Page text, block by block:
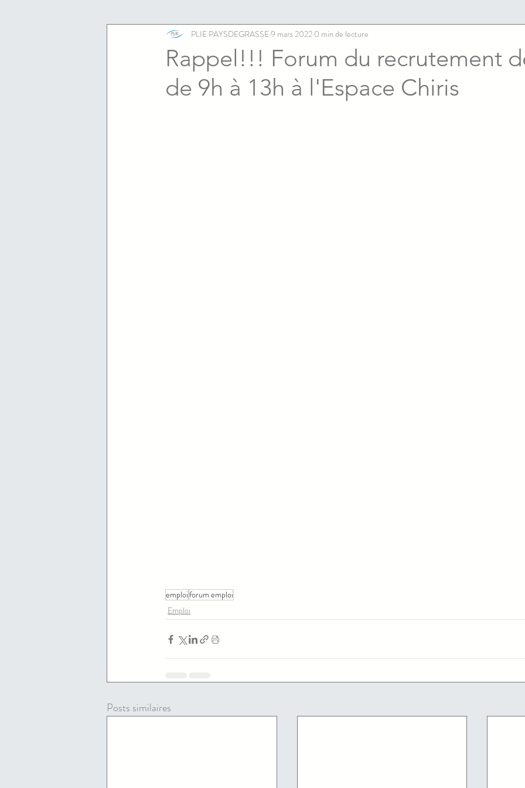
emploi
Rappel!!! Forum du recrutement
de 9h à 13h à l'Espace Chiris
PLIE PAYSDEGRASSE9 mars 2022 0 min de lecture
emploiforum emploi
Emploi
Posts similaires